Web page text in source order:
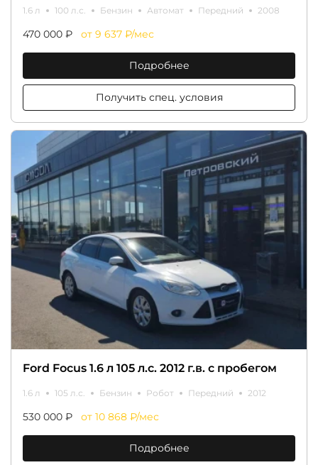
1.6 л 100 л.с. Бензин Автомат Передний 2008
470 000 ₽ от 9 637 ₽/мес
Подробнее
Получить спец. условия
Ford Focus 1.6 л 105 л.с. 2012 г.в. с пробегом
1.6 л 105 л.с. Бензин Робот Передний 2012
530 000 ₽ от 10 868 ₽/мес
Подробнее